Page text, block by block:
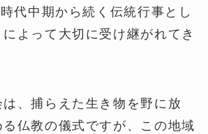
代中期から続く伝統行事とし
よって大切に受け継がれてき
、捕らえた生き物を野に放
仏教の儀式ですが、この地域